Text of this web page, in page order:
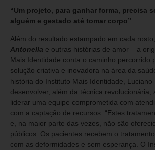
“Um projeto, para ganhar forma, precisa
alguém e gestado até tomar corpo”
Além do resultado estampado em cada
Antonella e outras histórias de amor – a
Mais Identidade conta o caminho percorrido
solução criativa e inovadora na área da
história do Instituto Mais Identidade, Luciano
desenvolver, além da técnica revolucionária,
liderar uma equipe comprometida com
com a captação de recursos. “Estes
e, na maior parte das vezes, não são
públicos. Os pacientes recebem o
com as deformidades e sem esperança. O